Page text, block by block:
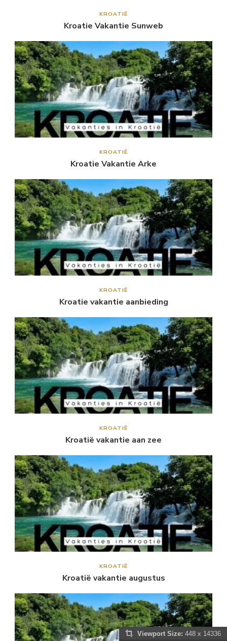
KROATIË
Kroatie Vakantie Sunweb
KROATIË
Kroatie Vakantie Arke
KROATIË
Kroatie vakantie aanbieding
KROATIË
Kroatië vakantie aan zee
KROATIË
Kroatië vakantie augustus
Viewport Size: 448 x 14336